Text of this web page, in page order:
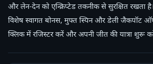
और लेन-देन को एन्क्रिप्टेड तकनीक से सुरक्षित रखता
विशेष स्वागत बोनस, मुफ्त स्पिन और डेली जैकपॉट
क्लिक में रजिस्टर करें और अपनी जीत की यात्रा शुरू